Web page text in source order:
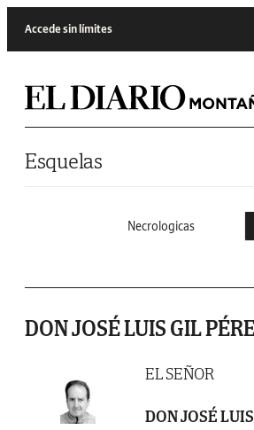
Accede sin límites
Esquelas
Necrologicas
DON JOSÉ LUIS GIL
EL SEÑOR
DON JOSÉ